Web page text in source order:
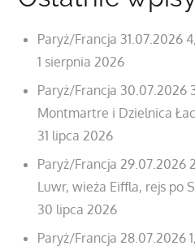
Paryż/Francja 31.07.2026
1 sierpnia 2026
Paryż/Francja 30.07.2026
Montmartre i Dzielnica
31 lipca 2026
Paryż/Francja
Luwr, wieża Eiffla, rejs po
30 lipca 2026
Paryż/Francja 28.07.2026